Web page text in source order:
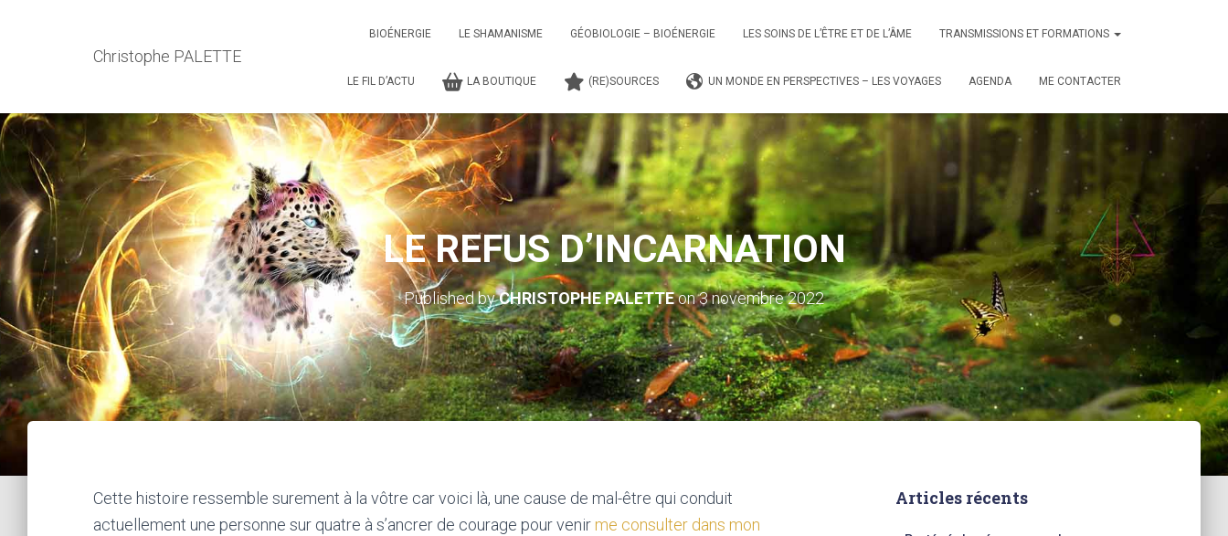
Christophe PALETTE
BIOÉNERGIE LE SHAMANISME GÉOBIOLOGIE – BIOÉNERGIE LES SOINS DE L’ÊTRE ET DE L’ÂME TRANSMISSIONS ET FORMATIONS
LE FIL D’ACTU LA BOUTIQUE (RE)SOURCES UN MONDE EN PERSPECTIVES – LES VOYAGES AGENDA ME CONTACTER
LE REFUS D’INCARNATION
Published byCHRISTOPHE PALETTEon3 novembre 2022
Cette histoire ressemble surement à la vôtre car voici là, une cause de mal-être qui conduit
actuellement une personne sur quatre à s’ancrer de courage pour venir me consulter dans mon
Articles récents